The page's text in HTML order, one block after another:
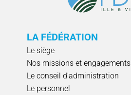
LA FÉDÉRATION
Le siège
Nos missions et engagements
Le conseil d'administration
Le personnel